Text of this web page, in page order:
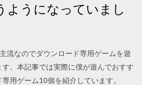
ようになっていまし
流なのでダウンロード専用ゲームを遊
す。本記事では実際に僕が遊んでおすす
用ゲーム10個を紹介しています。